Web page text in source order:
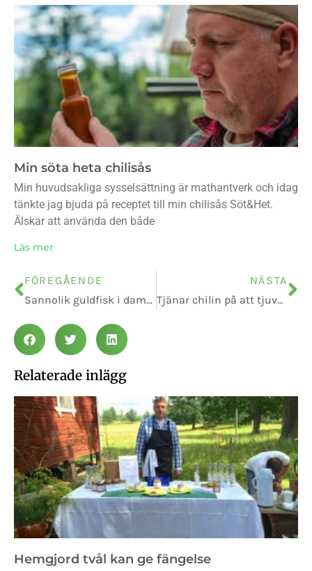
Min söta heta chilisås
Min huvudsakliga sysselsättning är mathantverk och idag
tänkte jag bjuda på receptet till min chilisås Söt&Het.
Älskar att använda den både
Läs mer
FÖREGÅENDE
Sannolik guldfisk i dammen
NÄSTA
Tjänar chilin på att tjuvas?
Relaterade inlägg
Hemgjord tvål kan ge fängelse